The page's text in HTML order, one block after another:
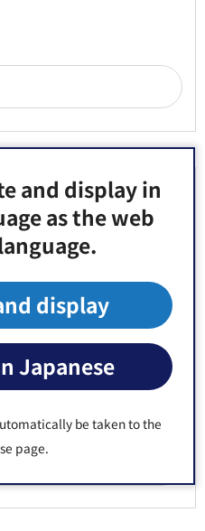
and display in
as the web
display
Japanese
be taken to the
page.
るためにみなさまのご
つう
ったですか？
2：ふつう